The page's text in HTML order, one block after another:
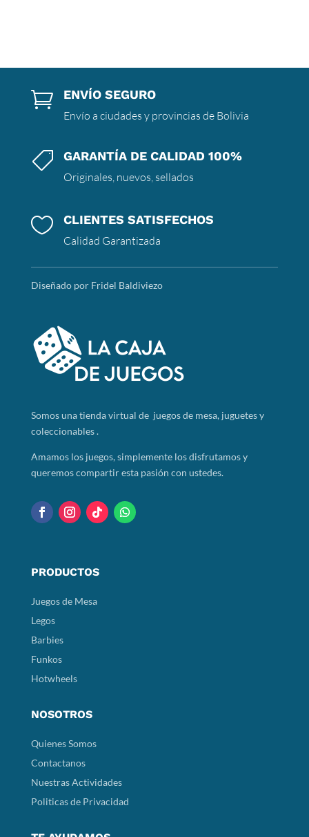
 ENVÍO SEGURO
Envío a ciudades y provincias de Bolivia
 GARANTÍA DE CALIDAD 100%
Originales, nuevos, sellados
 CLIENTES SATISFECHOS
Calidad Garantizada
Diseñado por Fridel Baldiviezo
Somosuna tienda virtual de juegos de mesa, juguetes y
coleccionables .
Amamos los juegos, simplemente los disfrutamos y
queremos compartir esta pasión con ustedes.
PRODUCTOS
Juegos de Mesa
Legos
Barbies
Funkos
Hotwheels
NOSOTROS
Quienes Somos
Contactanos
Nuestras Actividades
Politicas de Privacidad